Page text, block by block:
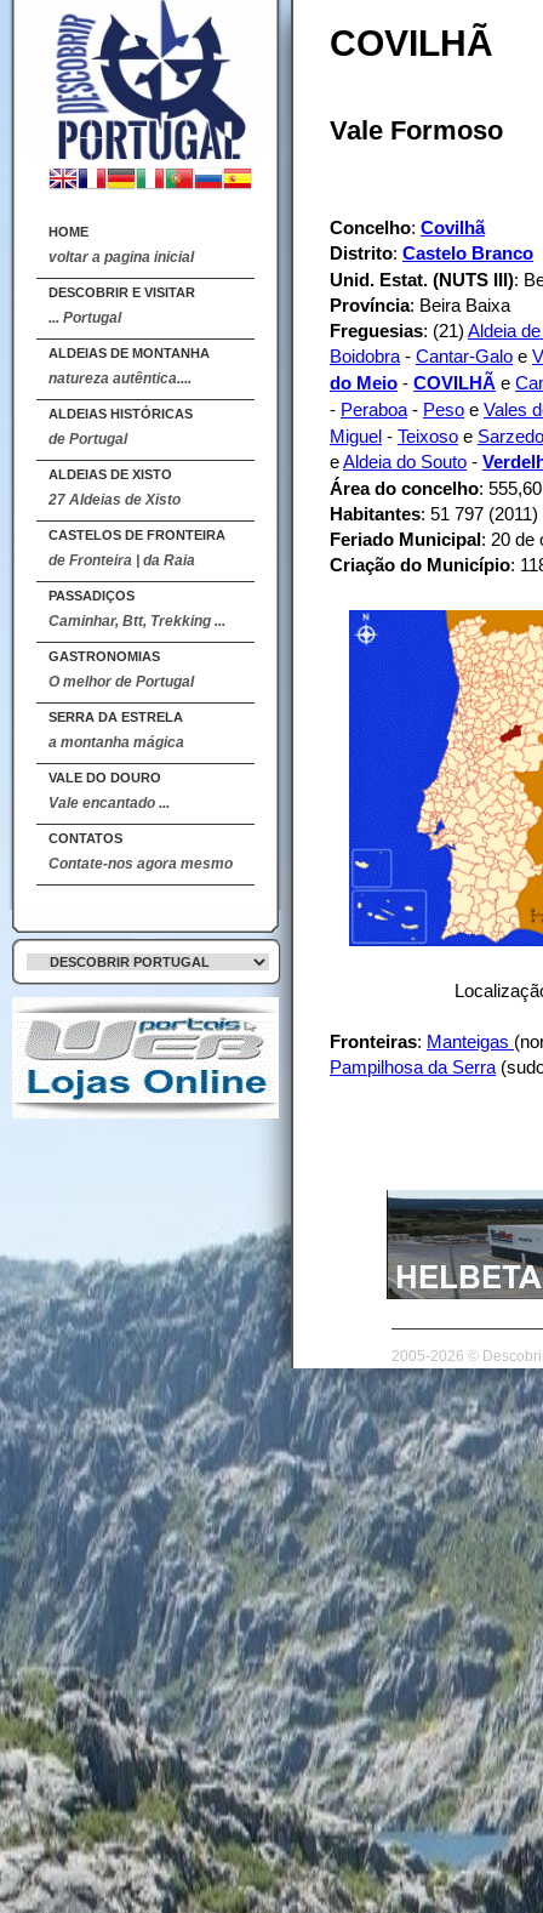
HOME
voltar a pagina inicial
DESCOBRIR E VISITAR
... Portugal
ALDEIAS DE MONTANHA
natureza autêntica....
ALDEIAS HISTÓRICAS
de Portugal
ALDEIAS DE XISTO
27 Aldeias de Xisto
CASTELOS DE FRONTEIRA
de Fronteira | da Raia
PASSADIÇOS
Caminhar, Btt, Trekking ...
GASTRONOMIAS
O melhor de Portugal
SERRA DA ESTRELA
a montanha mágica
VALE DO DOURO
Vale encantado ...
CONTATOS
Contate-nos agora mesmo
COVILHÃ
Vale Formoso
Concelho: Covilhã
Distrito: Castelo Branco
Unid. Estat. (NUTS III):
Província: Beira Baixa
Freguesias: (21) Aldeia
Boidobra - Cantar-Galo e
do Meio - COVILHÃ e
- Peraboa - Peso e Vales
Miguel - Teixoso e Sarzedo
eAldeia do Souto -
Área do concelho:
Habitantes: 51 797 (2011)
Feriado Municipal: 20 de
Criação do Município:
Fronteiras: Manteigas
Pampilhosa da Serra
2005-2026 ©